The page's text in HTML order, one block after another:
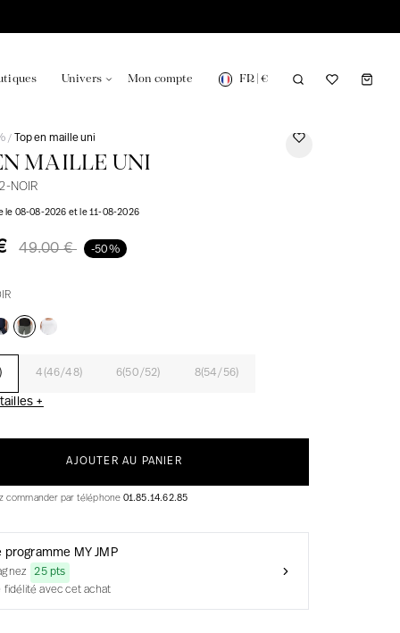
Univers
en France Notre actualité dans le journal
Mon compte FR €
/ Top en maille uni
MAILLE UNI
NOIR
le 08-08-2026 et le 11-08-2026
49.00 € -50%
4(46/48) 6(50/52) 8(54/56)
+
AJOUTER AU PANIER
commander par téléphone 01.85.14.62.85
programme MY JMP
25 pts
fidélité avec cet achat